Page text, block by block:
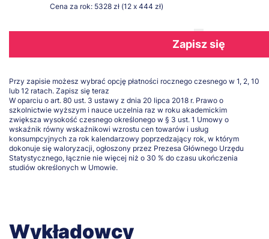
Cena za rok: 5328 zł (12 x 444 zł)
Zapisz się
Przy zapisie możesz wybrać opcję płatności rocznego czesnego w 1, 2, 10
lub 12 ratach. Zapisz się teraz
W oparciu o art. 80 ust. 3 ustawy z dnia 20 lipca 2018 r. Prawo o
szkolnictwie wyższym i nauce uczelnia raz w roku akademickim
zwiększa wysokość czesnego określonego w § 3 ust. 1 Umowy o
wskaźnik równy wskaźnikowi wzrostu cen towarów i usług
konsumpcyjnych za rok kalendarzowy poprzedzający rok, w którym
dokonuje się waloryzacji, ogłoszony przez Prezesa Głównego Urzędu
Statystycznego, łącznie nie więcej niż o 30 % do czasu ukończenia
studiów określonych w Umowie.
Wykładowcy